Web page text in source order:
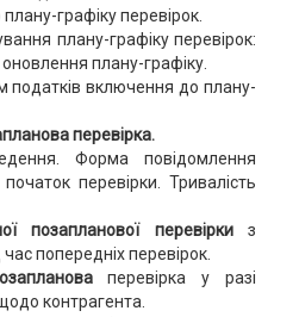
графіку перевірок.
плану-графіку перевірок:
плану-графіку.
податків включення до плану-
перевірка.
Форма повідомлення
перевірки. Тривалість
позапланової перевіркиз
попередніх перевірок.
перевірка у разі
контрагента.